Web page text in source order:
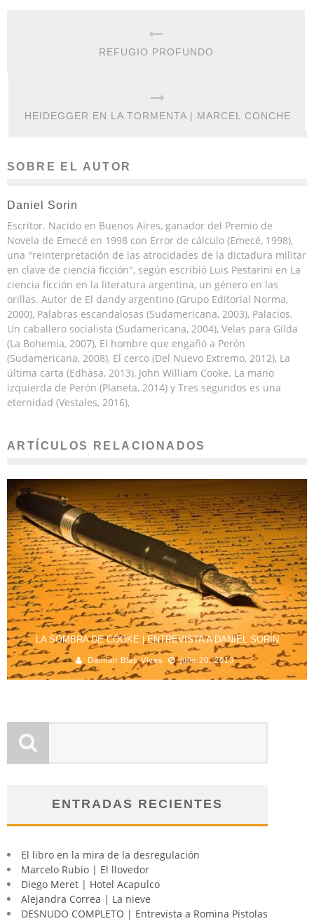
REFUGIO PROFUNDO
HEIDEGGER EN LA TORMENTA | MARCEL CONCHE
SOBRE EL AUTOR
Daniel Sorin
Escritor. Nacido en Buenos Aires, ganador del Premio de
Novela de Emecé en 1998 con Error de cálculo (Emecé, 1998),
una "reinterpretación de las atrocidades de la dictadura militar
en clave de ciencia ficción", según escribió Luis Pestarini en La
ciencia ficción en la literatura argentina, un género en las
orillas. Autor de El dandy argentino (Grupo Editorial Norma,
2000), Palabras escandalosas (Sudamericana, 2003), Palacios.
Un caballero socialista (Sudamericana, 2004), Velas para Gilda
(La Bohemia, 2007), El hombre que engañó a Perón
(Sudamericana, 2008), El cerco (Del Nuevo Extremo, 2012), La
última carta (Edhasa, 2013), John William Cooke. La mano
izquierda de Perón (Planeta, 2014) y Tres segundos es una
eternidad (Vestales, 2016),
ARTÍCULOS RELACIONADOS
LA SOMBRA DE COOKE | ENTREVISTA A DANIEL SORÍN
Damian Blas Vives julio 20, 2013
ENTRADAS RECIENTES
El libro en la mira de la desregulación
Marcelo Rubio | El llovedor
Diego Meret | Hotel Acapulco
Alejandra Correa | La nieve
DESNUDO COMPLETO | Entrevista a Romina Pistolas